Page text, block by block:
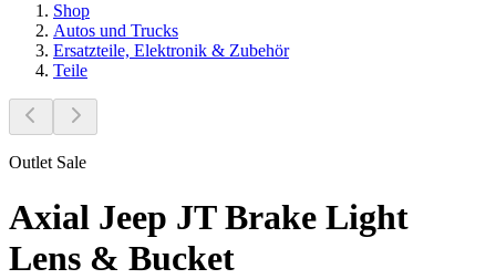
Shop
Autos und Trucks
Ersatzteile, Elektronik & Zubehör
Teile
Outlet Sale
Axial Jeep JT Brake Light
Lens & Bucket